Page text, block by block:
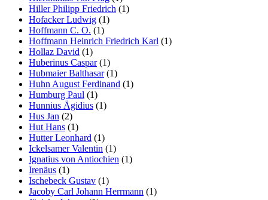
Hiller Philipp Friedrich (1)
Hofacker Ludwig (1)
Hoffmann C. O. (1)
Hoffmann Heinrich Friedrich Karl (1)
Hollaz David (1)
Huberinus Caspar(1)
Hubmaier Balthasar(1)
Huhn August Ferdinand (1)
Humburg Paul (1)
Hunnius Ägidius (1)
Hus Jan (2)
Hut Hans (1)
Hutter Leonhard (1)
Ickelsamer Valentin (1)
Ignatius von Antiochien (1)
Irenäus (1)
Ischebeck Gustav (1)
Jacoby Carl Johann Herrmann (1)